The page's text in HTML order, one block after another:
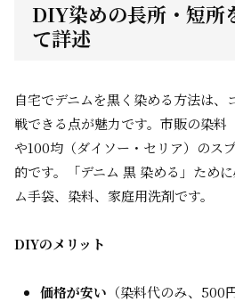
DIY染めの長所・短所
て詳述
自宅でデニムを黒く染める方法は、
戦できる点が魅力です。市販の染料
や100均（ダイソー・セリア）のス
的です。「デニム 黒 染める」ため
ム手袋、染料、家庭用洗剤です。
DIYのメリット
価格が安い （染料代のみ、500